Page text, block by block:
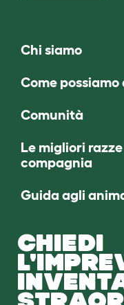
Chi siamo
Come
Comunità
Le migliori
compagnia
Guida agli
CHIEDI